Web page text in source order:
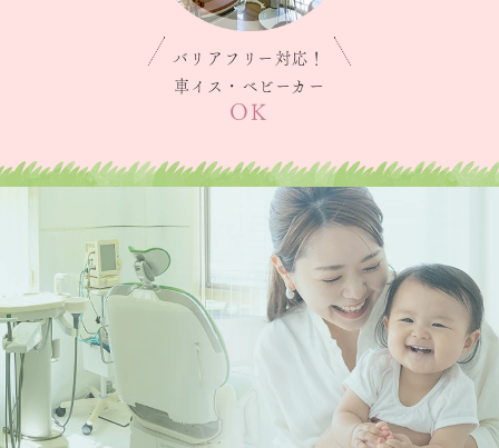
バリアフリー 対応！
車イス・ ベビーカー
OK